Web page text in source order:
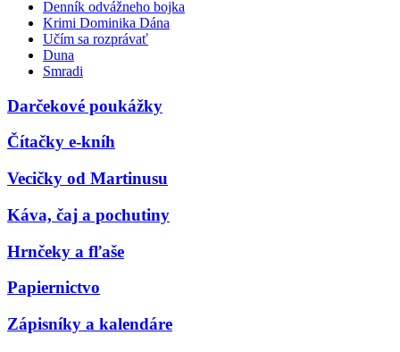
Denník odvážneho bojka
Krimi Dominika Dána
Učím sa rozprávať
Duna
Smradi
Darčekové poukážky
Čítačky e-kníh
Vecičky od Martinusu
Káva, čaj a pochutiny
Hrnčeky a fľaše
Papiernictvo
Zápisníky a kalendáre